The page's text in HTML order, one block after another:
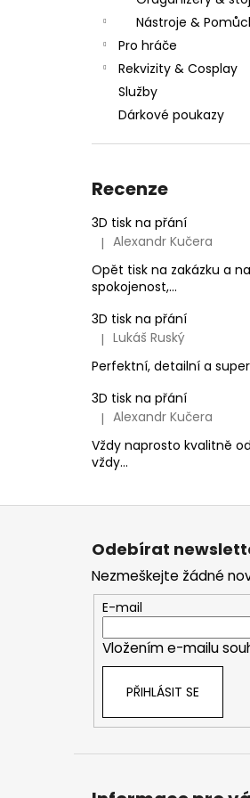
Nástroje &
Pro hráče
Rekvizity & Cosplay
Služby
Dárkové poukazy
Recenze
3D tisk na přání
Hodnocení produktu je 5
| Alexandr Kučera
Opět tisk na zakázku a
spokojenost,...
3D tisk na přání
Hodnocení produktu je 5
| Lukáš Ruský
Perfektní, detailní a
3D tisk na přání
Hodnocení produktu je 5
| Alexandr Kučera
Vždy naprosto kvalitně
vždy...
Z
Odebírat
Nezmeškejte žádné
E-mail
Vložením e-mailu
PŘIHLÁSIT SE